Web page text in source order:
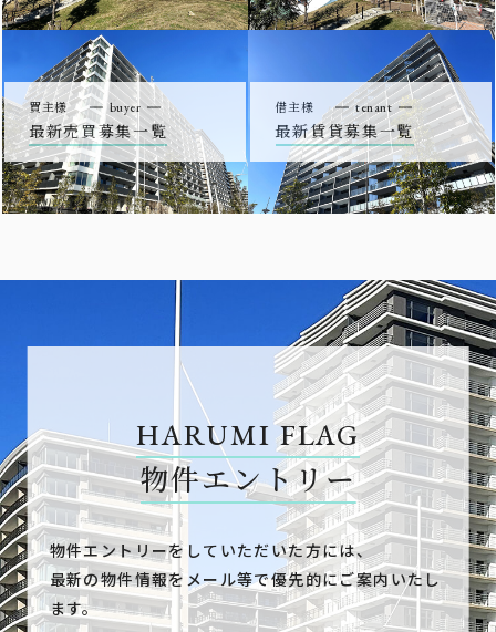
買主様 buyer
最新売買募集一覧
借主様 tenant
最新賃貸募集一覧
HARUMI FLAG
物件エントリー
物件エントリーをしていただいた方には、
最新の物件情報をメール等で優先的にご案内いたし
ます。